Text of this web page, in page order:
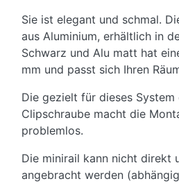
Sie ist elegant und schmal.
aus Aluminium, erhältlich in
Schwarz und Alu matt hat
mm und passt sich Ihren
Die gezielt für dieses
Clipschraube macht die
problemlos.
Die minirail kann nicht direkt
angebracht werden